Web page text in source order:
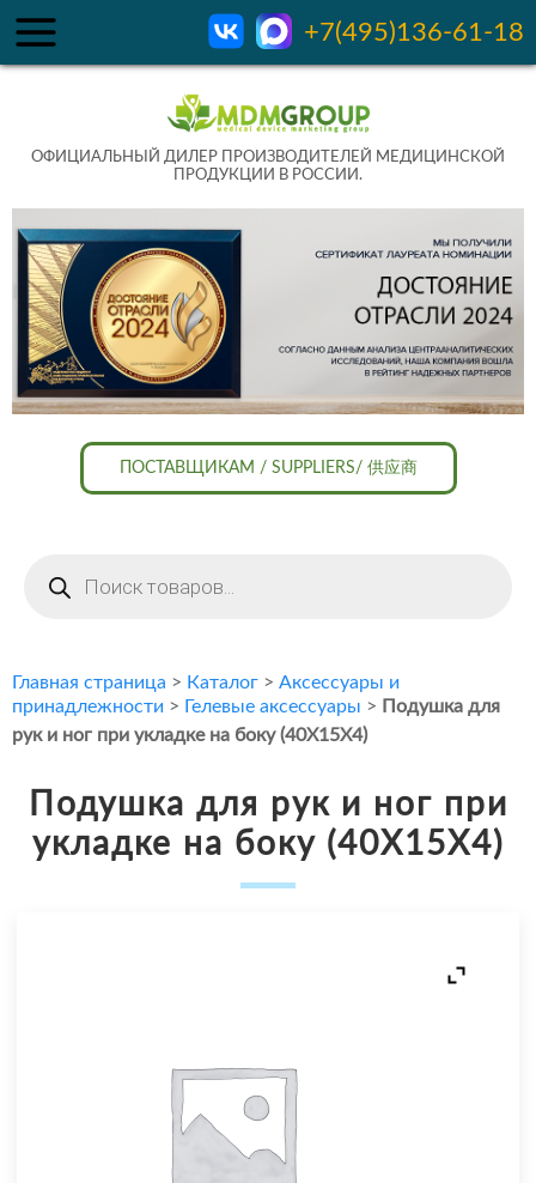
+7(495)136-61-18
ОФИЦИАЛЬНЫЙ ДИЛЕР ПРОИЗВОДИТЕЛЕЙ МЕДИЦИНСКОЙ
ПРОДУКЦИИ В РОССИИ.
ПОСТАВЩИКАМ / SUPPLIERS/ 供应商
товаров
Главная страница > Каталог > Аксессуары и
принадлежности > Гелевые аксессуары > Подушка для
рук и ног при укладке на боку (40X15X4)
Подушка для рук и ног при
укладке на боку (40X15X4)